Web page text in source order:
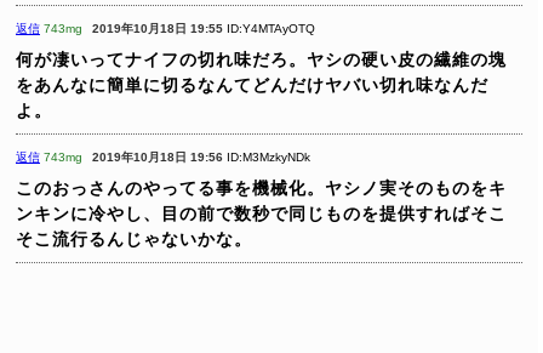
返信 743mg 2019年10月18日 19:55 ID:Y4MTAyOTQ
何が凄いってナイフの切れ味だろ。ヤシの硬い皮の繊維の塊
をあんなに簡単に切るなんてどんだけヤバい切れ味なんだ
よ。
返信 743mg 2019年10月18日 19:56 ID:M3MzkyNDk
このおっさんのやってる事を機械化。ヤシノ実そのものをキ
ンキンに冷やし、目の前で数秒で同じものを提供すればそこ
そこ流行るんじゃないかな。